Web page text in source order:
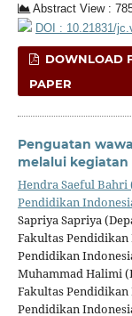
Abstract View :
DOI : 10.21831/
DOWNLOAD
PAPER
Penguatan
melalui
Hendra Saeful Bahri
Pendidikan
Sapriya Sapriya
Fakultas
Pendidikan
Muhammad Halimi
Fakultas
Pendidikan